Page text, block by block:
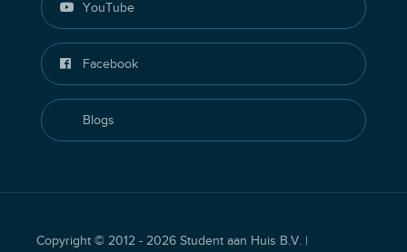
YouTube
Facebook
Blogs
Copyright © 2012 - 2026 Student aan Huis B.V. |